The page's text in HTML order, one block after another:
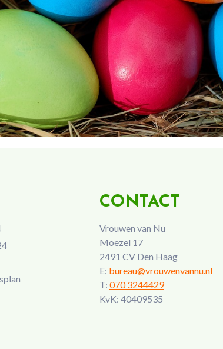
CONTACT
Vrouwen van Nu
Moezel 17
2491 CV Den Haag
E: bureau@vrouwenvannu.nl
T: 070 3244429
KvK: 40409535